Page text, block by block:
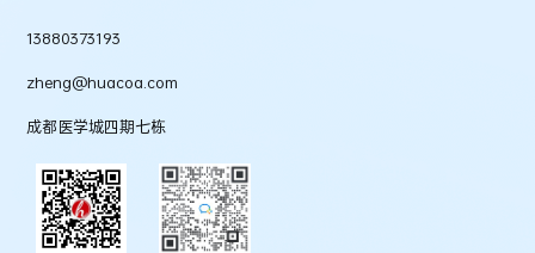
13880373193
zheng@huacoa.com
成都医学城四期七栋